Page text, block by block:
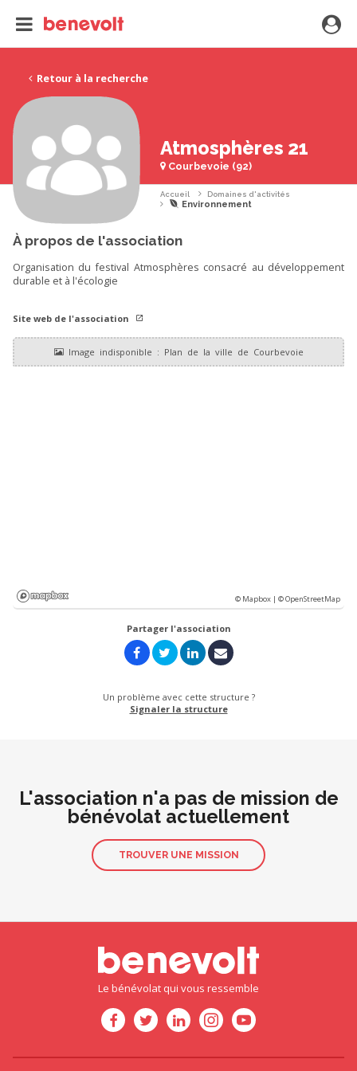
Retour à la recherche
Atmosphères 21
Courbevoie (92)
Accueil Domaines d'activités
Environnement
À propos de l'association
Organisation du festival Atmosphères consacré au développement
durable et à l'écologie
Site web de l'association
© Mapbox |© OpenStreetMap
Partager l'association
Un problème avec cette structure ?
Signaler la structure
L'association n'a pas de mission de
bénévolat actuellement
TROUVER UNE MISSION
Le bénévolat qui vous ressemble